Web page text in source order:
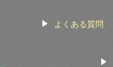
よくある質問